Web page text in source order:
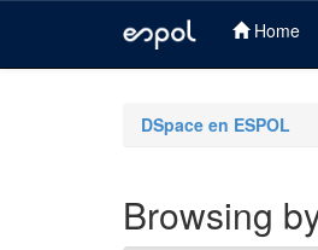
Home
DSpace en ESPOL
Browsing